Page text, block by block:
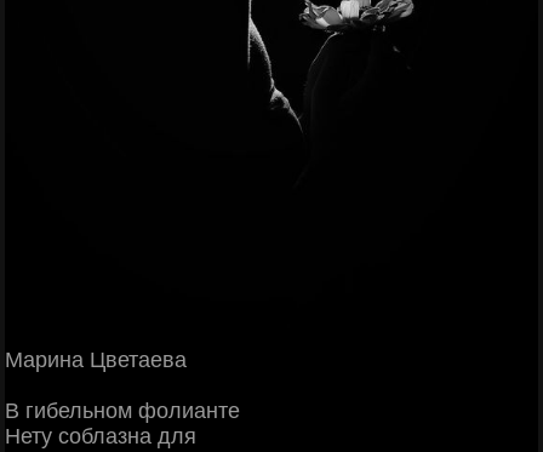
Марина Цветаева
В гибельном фолианте
Нету соблазна для